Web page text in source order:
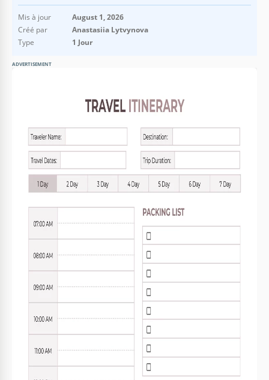
Mis à jour
August 1, 2026
Créé par
Anastasiia Lytvynova
Type
1 Jour
ADVERTISEMENT